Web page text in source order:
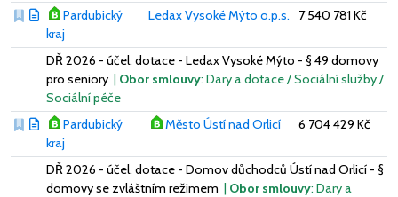
Pardubický
kraj
Ledax Vysoké Mýto o.p.s. 7 540 781 Kč
DŘ 2026 - účel. dotace - Ledax Vysoké Mýto - § 49 domovy
pro seniory | Obor smlouvy: Dary a dotace / Sociální služby /
Sociální péče
Pardubický
kraj
Město Ústí nad Orlicí 6 704 429 Kč
DŘ 2026 - účel. dotace - Domov důchodců Ústí nad Orlicí - §
domovy se zvláštním režimem | Obor smlouvy: Dary a